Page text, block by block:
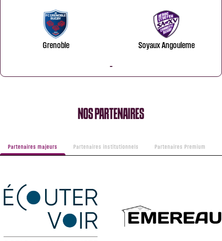
Grenoble Soyaux Angouleme
-
NOS PARTENAIRES
Partenaires majeurs Partenaires institutionnels Partenaires Premium